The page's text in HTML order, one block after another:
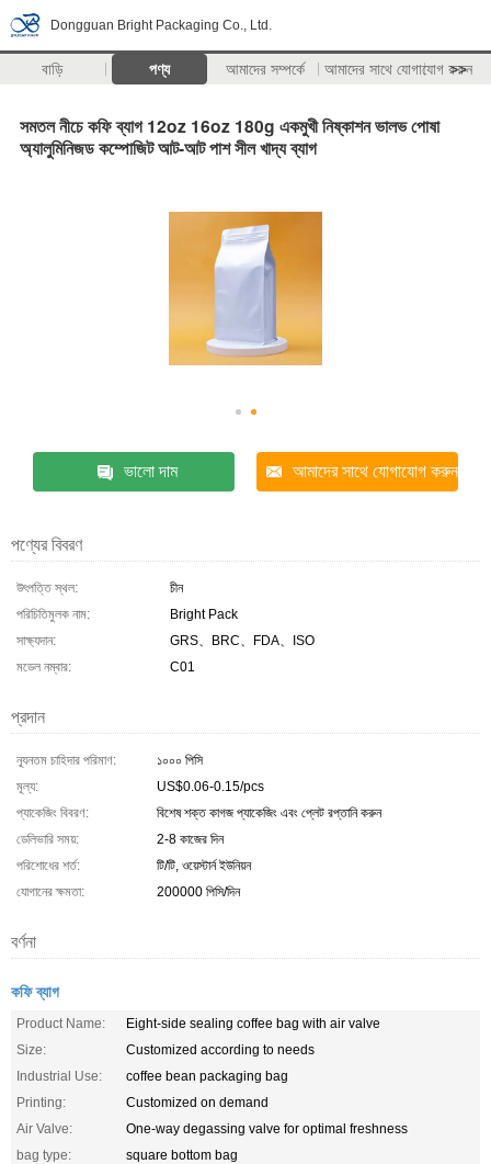
Dongguan Bright Packaging Co., Ltd.
বাড়ি পণ্য আমাদের সম্পর্কে আমাদের সাথে যোগাযোগ করুন
>>
সমতল নীচে কফি ব্যাগ 12oz 16oz 180g একমুখী নিষ্কাশন ভালভ পোষা
অ্যালুমিনিজড কম্পোজিট আট-আট পাশ সীল খাদ্য ব্যাগ
ভালো দাম আমাদের সাথে যোগাযোগ করুন
পণ্যের বিবরণ
উৎপত্তি স্থল:
চীন
পরিচিতিমুলক নাম:
Bright Pack
সাক্ষ্যদান:
GRS、BRC、FDA、ISO
মডেল নম্বার:
C01
প্রদান
ন্যূনতম চাহিদার পরিমাণ:
১০০০ পিসি
মূল্য:
US$0.06-0.15/pcs
প্যাকেজিং বিবরণ:
বিশেষ শক্ত কাগজ প্যাকেজিং এবং প্লেট রপ্তানি করুন
ডেলিভারি সময়:
2-8 কাজের দিন
পরিশোধের শর্ত:
টি/টি, ওয়েস্টার্ন ইউনিয়ন
যোগানের ক্ষমতা:
200000 পিসি/দিন
বর্ণনা
কফি ব্যাগ
Product Name:
Eight-side sealing coffee bag with air valve
Size:
Customized according to needs
Industrial Use:
coffee bean packaging bag
Printing:
Customized on demand
Air Valve:
One-way degassing valve for optimal freshness
bag type:
square bottom bag